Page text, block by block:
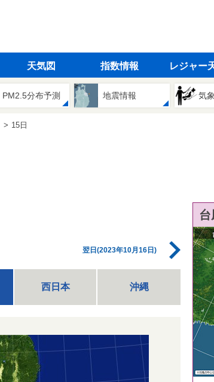
天気図 指数情報 レジャー
PM2.5分布予測 地震情報 気
15日
翌日(2023年10月16日)
西日本 沖縄